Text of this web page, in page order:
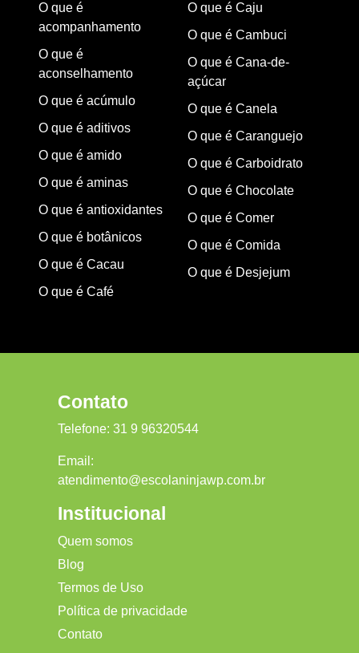
O que é
acompanhamento
O que é
aconselhamento
O que é acúmulo
O que é aditivos
O que é amido
O que é aminas
O que é antioxidantes
O que é botânicos
O que é Cacau
O que é Café
O que é Caju
O que é Cambuci
O que é Cana-de-
açúcar
O que é Canela
O que é Caranguejo
O que é Carboidrato
O que é Chocolate
O que é Comer
O que é Comida
O que é Desjejum
Contato
Telefone: 31 9 96320544
Email:
atendimento@escolaninjawp.com.br
Institucional
Quem somos
Blog
Termos de Uso
Política de privacidade
Contato